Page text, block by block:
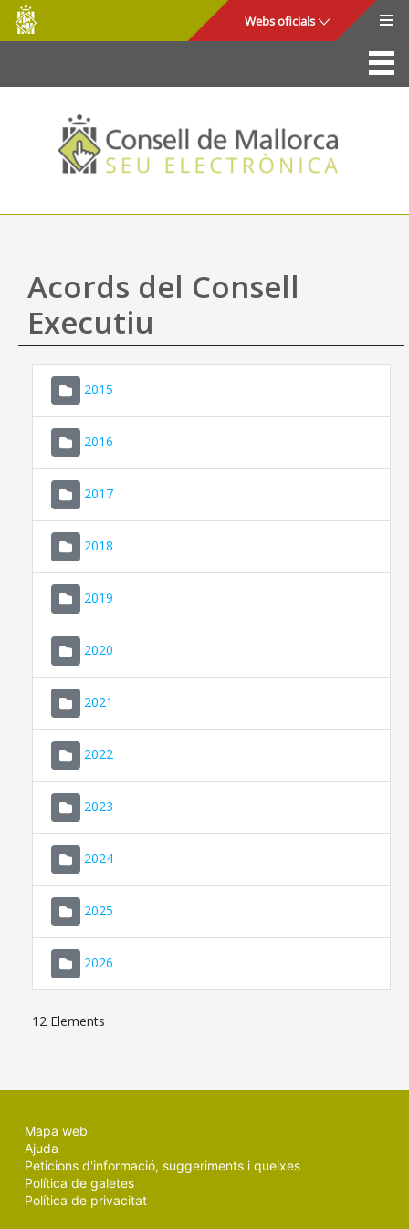
Salta al contingut principal
Consell
de
Mallorca
Webs oficials
La Seu
Consell de Mallorca
Accés i seguretat
Utilitats
Ajuda
Acords del Consell
Executiu
2015
2016
2017
2018
2019
2020
2021
2022
2023
2024
2025
2026
12 Elements
Mapa web
Ajuda
Peticions d'informació, suggeriments i queixes
Política de galetes
Política de privacitat